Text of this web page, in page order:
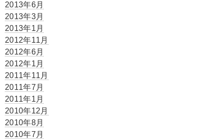
2013年6月
2013年3月
2013年1月
2012年11月
2012年6月
2012年1月
2011年11月
2011年7月
2011年1月
2010年12月
2010年8月
2010年7月